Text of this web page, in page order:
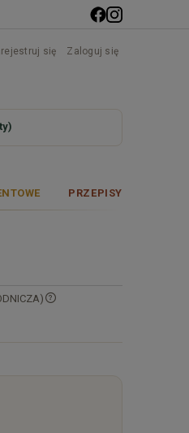
się Zaloguj się
PRZEPISY